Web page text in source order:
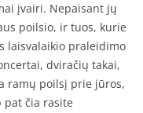
įvairi. Nepaisant jų
poilsio, ir tuos, kurie
laisvalaikio praleidimo
dviračių takai,
ramų poilsį prie jūros,
čia rasite